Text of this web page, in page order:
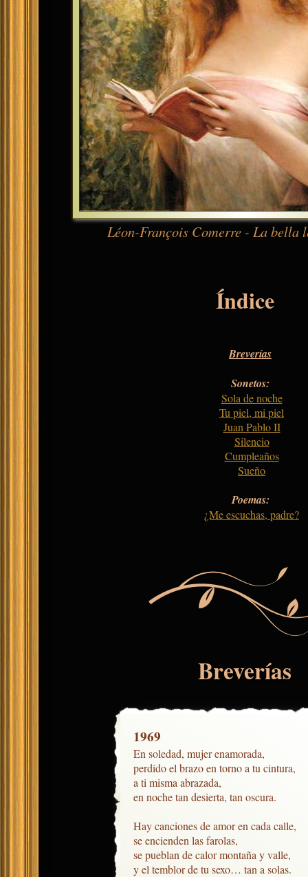
Léon-François Comerre - La bella
Índice
Breverías
Sonetos:
Sola de noche
Tu piel, mi piel
Juan Pablo II
Silencio
Cumpleaños
Sueño
Poemas:
¿Me escuchas, padre?
Breverías
1969
En soledad, mujer enamorada,
perdido el brazo en torno a tu cintura,
a ti misma abrazada,
en noche tan desierta, tan oscura.
Hay canciones de amor en cada calle,
se encienden las farolas,
se pueblan de calor montaña y valle,
y el temblor de tu sexo… tan a solas.